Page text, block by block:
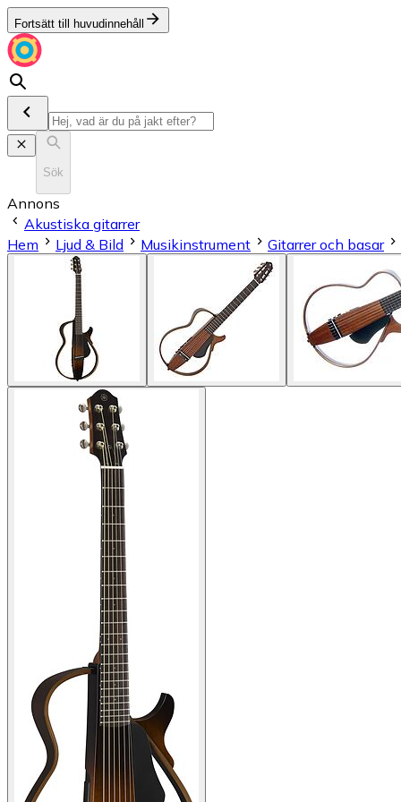
Fortsätt till huvudinnehåll
Sök
Annons
Akustiska gitarrer
Hem
Ljud & Bild Musikinstrument Gitarrer och basar